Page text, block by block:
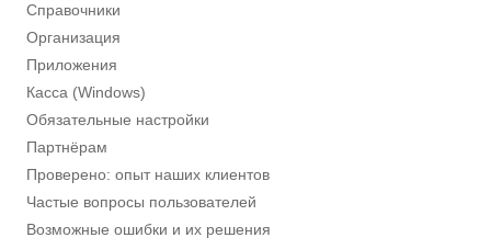
Справочники
Организация
Приложения
Касса (Windows)
Обязательные настройки
Партнёрам
Проверено: опыт наших клиентов
Частые вопросы пользователей
Возможные ошибки и их решения